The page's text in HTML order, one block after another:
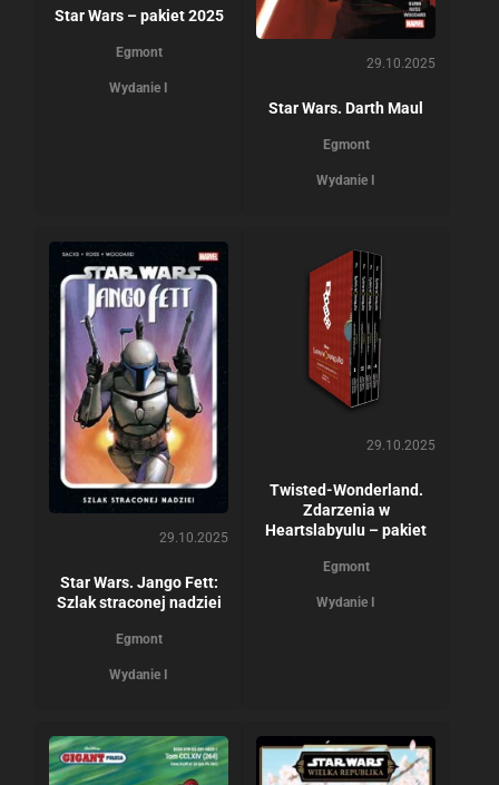
Star Wars – pakiet 2025
Egmont
Wydanie I
29.10.2025
Star Wars. Darth Maul
Egmont
Wydanie I
29.10.2025
Star Wars. Jango Fett:
Szlak straconej nadziei
Egmont
Wydanie I
29.10.2025
Twisted-Wonderland.
Zdarzenia w
Heartslabyulu – pakiet
Egmont
Wydanie I